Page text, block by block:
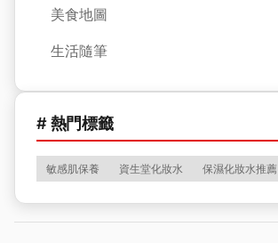
美食地圖
生活隨筆
# 熱門標籤
敏感肌保養 資生堂化妝水 保濕化妝水推薦